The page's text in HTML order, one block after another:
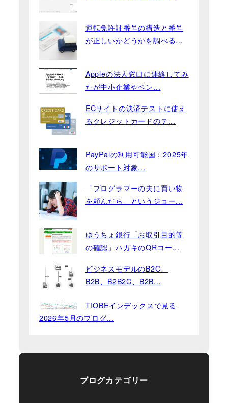
運転免許証番号の構造と番号
が正しいかどうかを調べる...
Appleの法人窓口に連絡してみ
たが中小企業やベン...
ECサイトの決済テストに使え
るクレジットカードのテ...
PayPalの利用可能国：2025年
のサポート対象...
「プログラマーの夫に買い物
を頼んだら」というジョー...
ゆうちょ銀行「お取引目的等
の確認」ハガキのQRコー...
ビジネスモデルのB2C、
B2B、B2B2C、B2B...
TIOBEインデックスで見る
2026年5月のプログ...
ブログカテゴリー